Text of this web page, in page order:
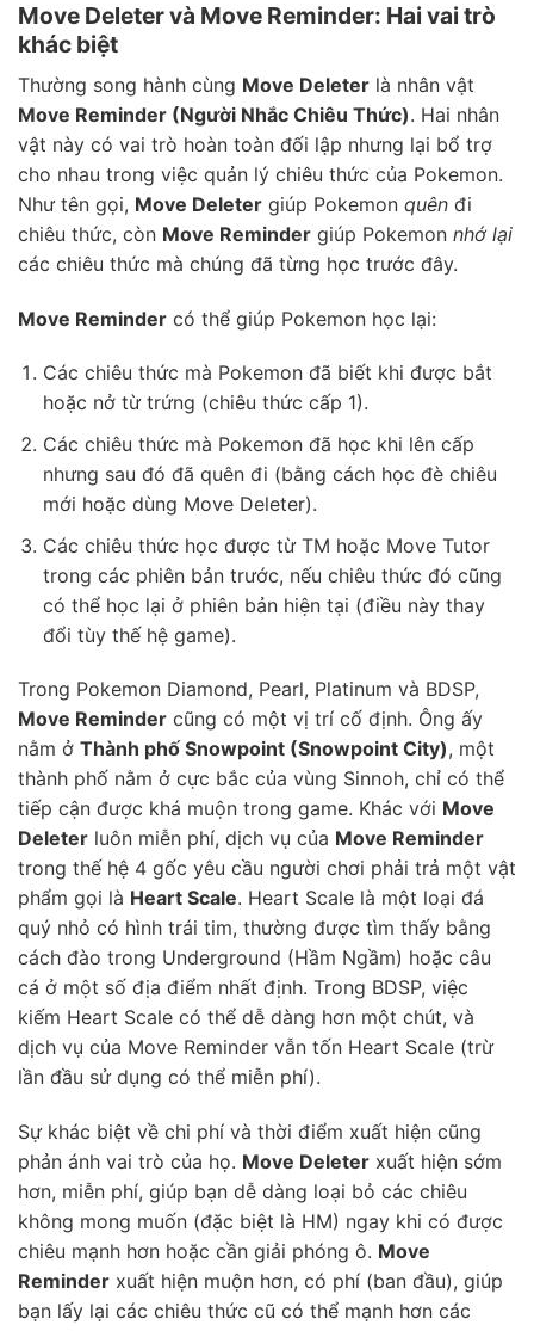
Move Deleter và Move Reminder: Hai vai trò
khác biệt
Thường song hành cùng Move Deleter là nhân vật
Move Reminder (Người Nhắc Chiêu Thức). Hai nhân
vật này có vai trò hoàn toàn đối lập nhưng lại bổ trợ
cho nhau trong việc quản lý chiêu thức của Pokemon.
Như tên gọi, Move Deleter giúp Pokemon quên đi
chiêu thức, còn Move Reminder giúp Pokemon nhớ lại
các chiêu thức mà chúng đã từng học trước đây.
Move Reminder có thể giúp Pokemon học lại:
Các chiêu thức mà Pokemon đã biết khi được bắt
hoặc nở từ trứng (chiêu thức cấp 1).
Các chiêu thức mà Pokemon đã học khi lên cấp
nhưng sau đó đã quên đi (bằng cách học đè chiêu
mới hoặc dùng Move Deleter).
Các chiêu thức học được từ TM hoặc Move Tutor
trong các phiên bản trước, nếu chiêu thức đó cũng
có thể học lại ở phiên bản hiện tại (điều này thay
đổi tùy thế hệ game).
Trong Pokemon Diamond, Pearl, Platinum và BDSP,
Move Reminder cũng có một vị trí cố định. Ông ấy
nằm ở Thành phố Snowpoint (Snowpoint City), một
thành phố nằm ở cực bắc của vùng Sinnoh, chỉ có thể
tiếp cận được khá muộn trong game. Khác với Move
Deleter luôn miễn phí, dịch vụ của Move Reminder
trong thế hệ 4 gốc yêu cầu người chơi phải trả một vật
phẩm gọi là Heart Scale. Heart Scale là một loại đá
quý nhỏ có hình trái tim, thường được tìm thấy bằng
cách đào trong Underground (Hầm Ngầm) hoặc câu
cá ở một số địa điểm nhất định. Trong BDSP, việc
kiếm Heart Scale có thể dễ dàng hơn một chút, và
dịch vụ của Move Reminder vẫn tốn Heart Scale (trừ
lần đầu sử dụng có thể miễn phí).
Sự khác biệt về chi phí và thời điểm xuất hiện cũng
phản ánh vai trò của họ. Move Deleter xuất hiện sớm
hơn, miễn phí, giúp bạn dễ dàng loại bỏ các chiêu
không mong muốn (đặc biệt là HM) ngay khi có được
chiêu mạnh hơn hoặc cần giải phóng ô. Move
Reminder xuất hiện muộn hơn, có phí (ban đầu), giúp
bạn lấy lại các chiêu thức cũ có thể mạnh hơn các